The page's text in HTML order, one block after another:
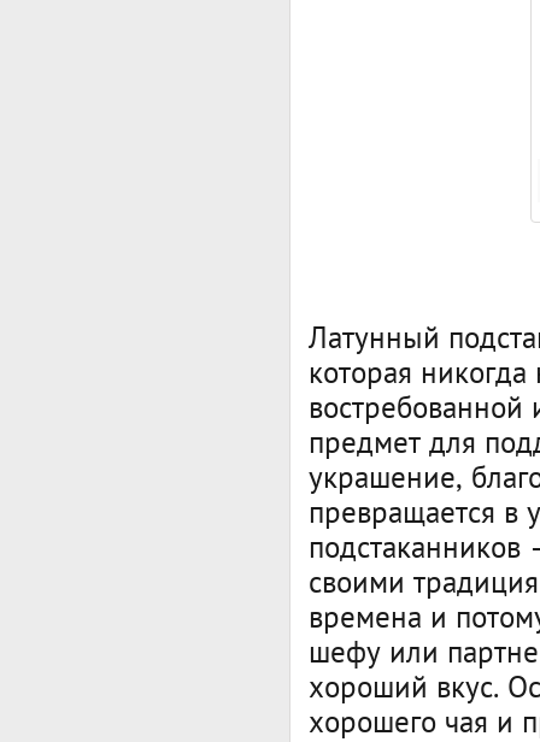
Латунный
которая никогда
востребованной
предмет для
украшение,
превращается в
подстаканников
своими
времена и
шефу или
хороший вкус.
хорошего чая и